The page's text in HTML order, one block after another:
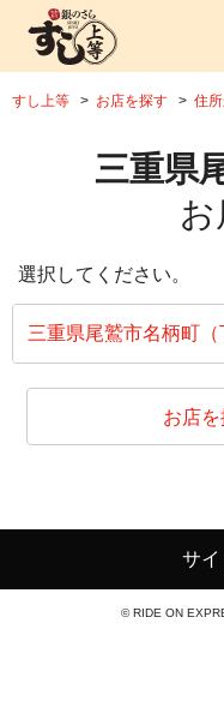
すし上等 お店を探す 住
三重県
お
選択してください。
三重県尾鷲市名柄町
お店
サイ
© RIDE ON